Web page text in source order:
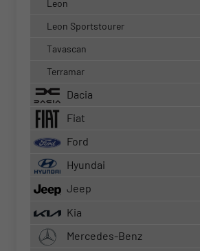
Leon
Leon Sportstourer
Tavascan
Terramar
Dacia
Fiat
Ford
Hyundai
Jeep
Kia
Mercedes-Benz